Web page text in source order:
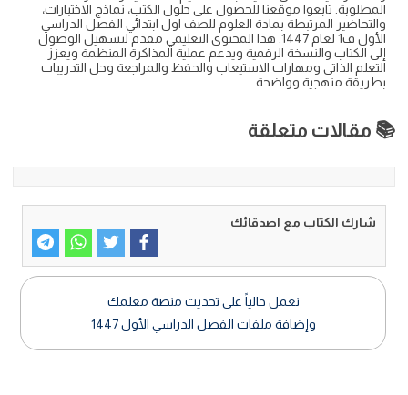
المطلوبة. تابعوا موقعنا للحصول على حلول الكتب، نماذج الاختبارات،
والتحاضير المرتبطة بمادة العلوم للصف اول ابتدائي الفصل الدراسي
الأول ف1 لعام 1447. هذا المحتوى التعليمي مقدم لتسهيل الوصول
إلى الكتاب والنسخة الرقمية ويدعم عملية المذاكرة المنظمة ويعزز
التعلم الذاتي ومهارات الاستيعاب والحفظ والمراجعة وحل التدريبات
بطريقة منهجية وواضحة.
📚 مقالات متعلقة
شارك الكتاب مع اصدقائك
نعمل حالياً على تحديث منصة معلمك
وإضافة ملفات الفصل الدراسي الأول 1447